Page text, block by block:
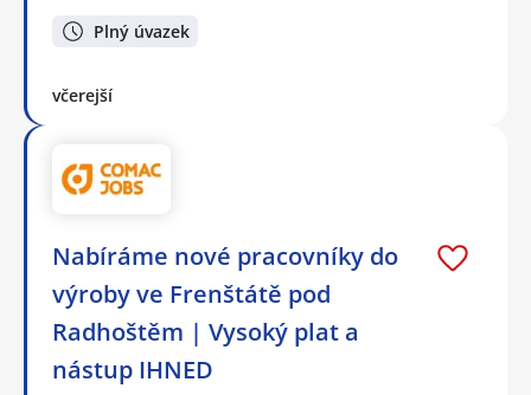
Plný úvazek
včerejší
Nabíráme nové pracovníky do
výroby ve Frenštátě pod
Radhoštěm | Vysoký plat a
nástup IHNED